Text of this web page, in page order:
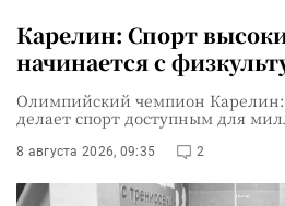
Карелин: Спорт
начинается с
Олимпийский чемпион Карелин:
делает спорт доступным для
8 августа 2026, 09:35 2